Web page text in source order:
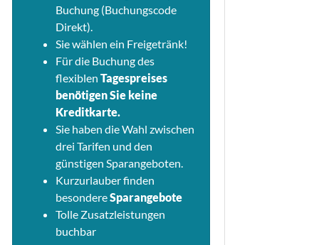
Buchung (Buchungscode
Direkt).
Sie wählen ein Freigetränk!
Für die Buchung des
flexiblen Tagespreises
benötigen Sie keine
Kreditkarte.
Sie haben die Wahl zwischen
drei Tarifen und den
günstigen Sparangeboten.
Kurzurlauber finden
besondereSparangebote
Tolle Zusatzleistungen
buchbar